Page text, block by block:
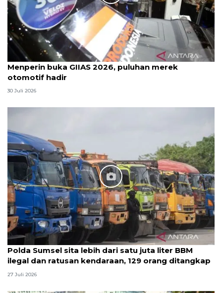
Menperin buka GIIAS 2026, puluhan merek
otomotif hadir
30 Juli 2026
Polda Sumsel sita lebih dari satu juta liter BBM
ilegal dan ratusan kendaraan, 129 orang ditangkap
27 Juli 2026